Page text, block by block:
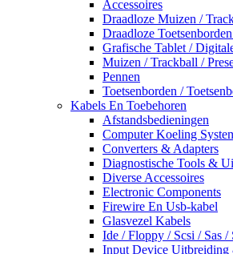
Accessoires
Draadloze Muizen /
Draadloze
Grafische Tablet /
Muizen / Trackball /
Pennen
Toetsenborden /
Kabels En Toebehoren
Afstandsbedieningen
Computer Koeling
Converters & Adapters
Diagnostische Tools &
Diverse Accessoires
Electronic Components
Firewire En Usb-kabel
Glasvezel Kabels
Ide / Floppy / Scsi / Sas /
Input Device